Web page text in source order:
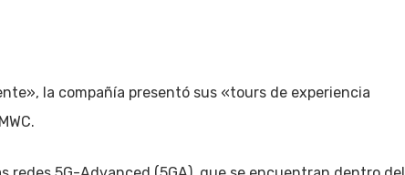
la compañía presentó sus «tours de experiencia